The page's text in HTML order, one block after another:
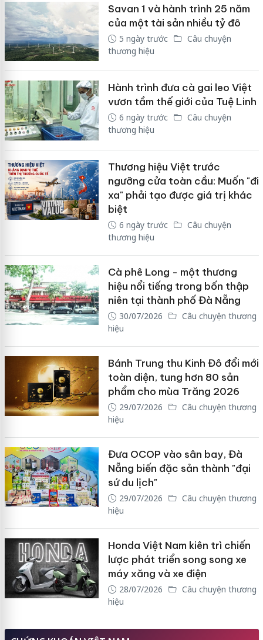
Savan 1 và hành trình 25 năm
của một tài sản nhiều tỷ đô
5 ngày trước
Câu chuyện
thương hiệu
Hành trình đưa cà gai leo Việt
vươn tầm thế giới của Tuệ Linh
6 ngày trước
Câu chuyện
thương hiệu
Thương hiệu Việt trước
ngưỡng cửa toàn cầu: Muốn "đi
xa" phải tạo được giá trị khác
biệt
6 ngày trước
Câu chuyện
thương hiệu
Cà phê Long - một thương
hiệu nổi tiếng trong bốn thập
niên tại thành phố Đà Nẵng
30/07/2026
Câu chuyện thương
hiệu
Bánh Trung thu Kinh Đô đổi mới
toàn diện, tung hơn 80 sản
phẩm cho mùa Trăng 2026
29/07/2026
Câu chuyện thương
hiệu
Đưa OCOP vào sân bay, Đà
Nẵng biến đặc sản thành "đại
sứ du lịch"
29/07/2026
Câu chuyện thương
hiệu
Honda Việt Nam kiên trì chiến
lược phát triển song song xe
máy xăng và xe điện
28/07/2026
Câu chuyện thương
hiệu